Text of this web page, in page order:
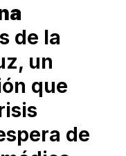
de la
un
que
de